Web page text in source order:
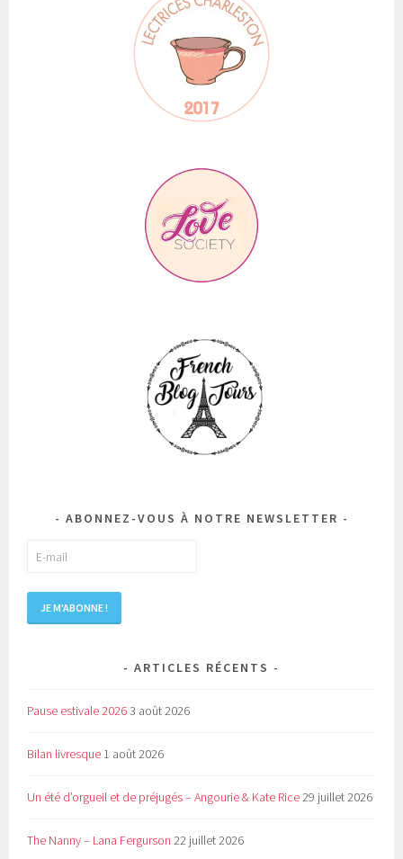
ABONNEZ-VOUS À NOTRE NEWSLETTER
ARTICLES RÉCENTS
Pause estivale 20263 août 2026
Bilan livresque 1 août 2026
Un été d’orgueil et de préjugés – Angourie & Kate Rice29 juillet 2026
The Nanny – Lana Fergurson 22 juillet 2026